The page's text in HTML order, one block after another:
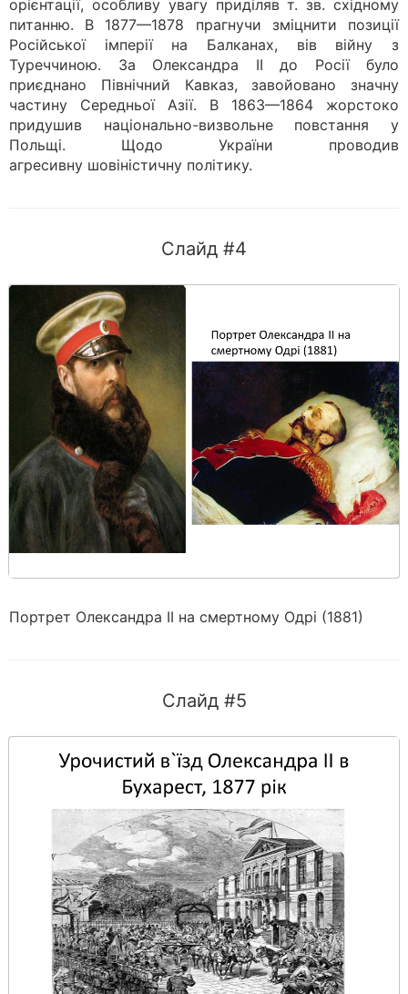
орієнтації, особливу увагу приділяв т. зв. східному
питанню. В 1877—1878 прагнучи зміцнити позиції
Російської імперії на Балканах, вів війну з
Туреччиною. За Олександра ІІ до Росії було
приєднано Північний Кавказ, завойовано значну
частину Середньої Азії. В 1863—1864 жорстоко
придушив національно-визвольне повстання у
Польщі. Щодо України проводив
агресивну шовіністичну політику.
Слайд #4
Портрет Олександра II на смертному Одрі (1881)
Слайд #5